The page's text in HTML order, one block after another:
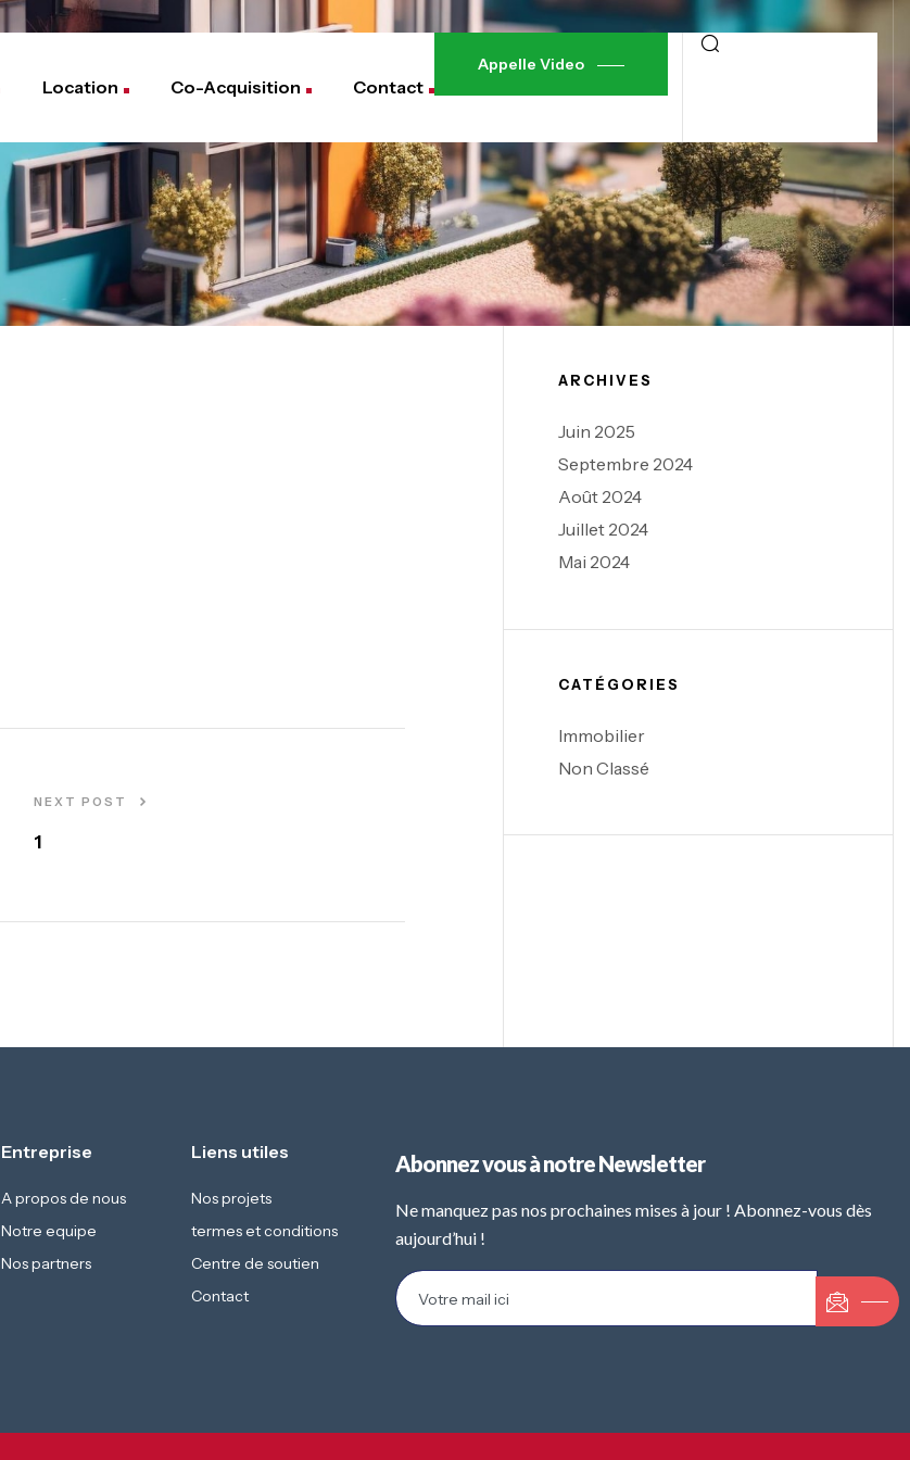
Location Co-Acquisition Contact
Appelle Video
NEXT POST
1
ARCHIVES
Juin 2025
Septembre 2024
Août 2024
Juillet 2024
Mai 2024
CATÉGORIES
Immobilier
Non Classé
Entreprise
A propos de nous
Notre equipe
Nos partners
Liens utiles
Nos projets
termes et conditions
Centre de soutien
Contact
Abonnez vous à notre Newsletter
Ne manquez pas nos prochaines mises à jour ! Abonnez-vous dès
aujourd’hui !